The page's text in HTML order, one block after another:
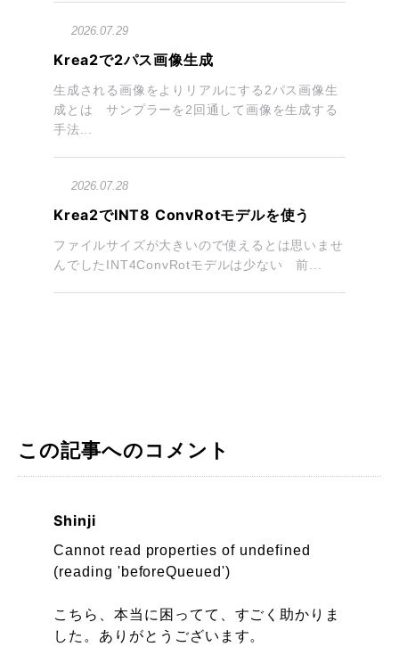
2026.07.29
Krea2で2パス画像生成
生成される画像をよりリアルにする2パス画像生
成とは サンプラーを2回通して画像を生成する
手法...
2026.07.28
Krea2でINT8 ConvRotモデルを使う
ファイルサイズが大きいので使えるとは思いませ
んでしたINT4ConvRotモデルは少ない 前...
この記事へのコメント
Shinji
Cannot read properties of undefined
(reading 'beforeQueued')
こちら、本当に困ってて、すごく助かりま
した。ありがとうございます。